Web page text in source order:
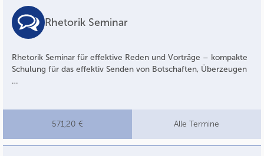
Rhetorik Seminar
Rhetorik Seminar für effektive Reden und Vorträge – kompakte
Schulung für das effektiv Senden von Botschaften, Überzeugen
…
571,20 € Alle Termine